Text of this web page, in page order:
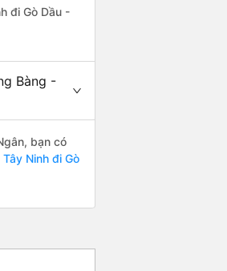
đi Gò Dầu -
Bàng -
bạn có
Ninh đi Gò